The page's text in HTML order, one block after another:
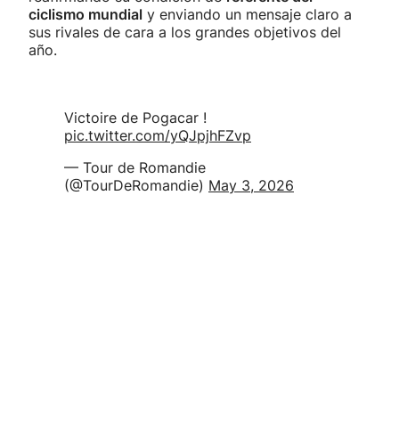
ciclismo mundial y enviando un mensaje claro a
sus rivales de cara a los grandes objetivos del
año.
Victoire de Pogacar !
pic.twitter.com/yQJpjhFZvp
— Tour de Romandie
(@TourDeRomandie) May 3, 2026